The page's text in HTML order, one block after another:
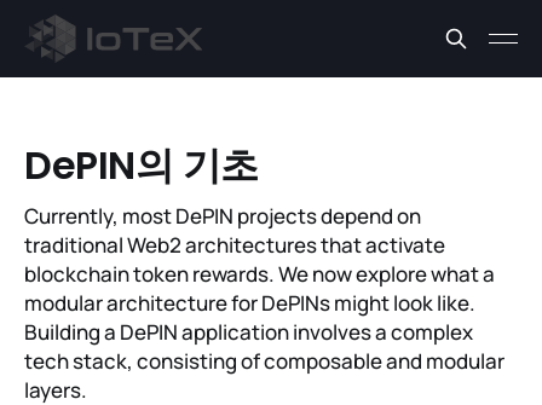
DePIN의 기초
Currently, most DePIN projects depend on
traditional Web2 architectures that activate
blockchain token rewards. We now explore what a
modular architecture for DePINs might look like.
Building a DePIN application involves a complex
tech stack, consisting of composable and modular
layers.